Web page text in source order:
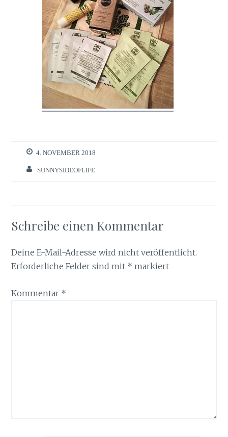
4. NOVEMBER 2018
SUNNYSIDEOFLIFE
Schreibe einen Kommentar
Deine E-Mail-Adresse wird nicht veröffentlicht.
Erforderliche Felder sind mit * markiert
Kommentar *